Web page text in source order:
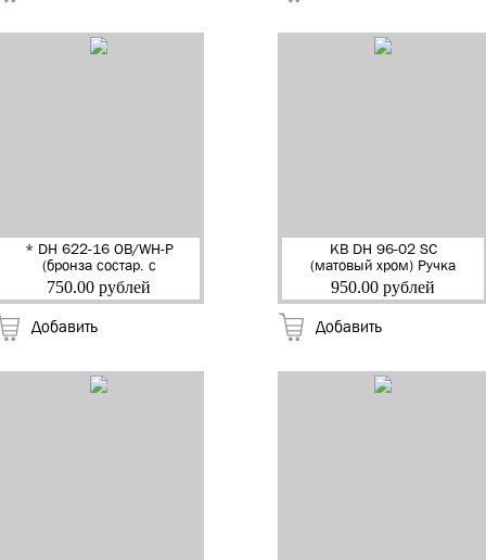
* DH 622-16 OB/WH-P
(бронза состар. с
керамикой) Ручка
дверная "Скарлет"
750.00 рублей
Добавить
КВ DH 96-02 SC
(матовый хром) Ручка
дверная на
квадр.накладке
950.00 рублей
Добавить